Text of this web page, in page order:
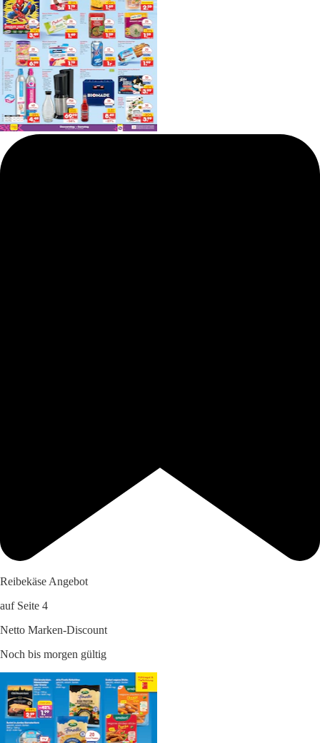
Reibekäse Angebot
auf Seite 4
Netto Marken-Discount
Noch bis morgen gültig